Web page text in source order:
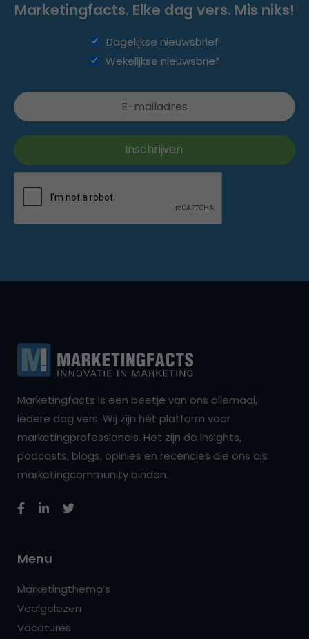
Marketingfacts. Elke dag vers. Mis niks!
Dagelijkse nieuwsbrief
Wekelijkse nieuwsbrief
Marketingfacts is een beetje van ons allemaal,
iedere dag vers. Wij zijn hét platform voor
marketingprofessionals. Het zijn de insights,
podcasts, blogs, opinies en recencies die ons als
marketingcommunity binden.
Menu
Marketingthema’s
Veelgelezen
Vacatures